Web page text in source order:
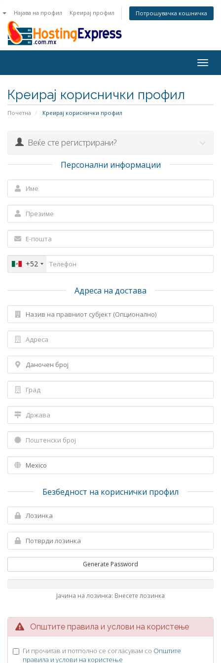
Најава на профил Креирај профил Потрошувачка кошничка
Креирај кориснички профил
Почетна Креирај кориснички профил
Веќе сте регистрирани?
Персонални информации
+52
Адреса на достава
Безбедност на кориснички профил
Generate Password
Јачина на лозинка: Внесете лозинка
Општите правила и услови на користење
Ги прочитав и потполно се согласувам со Општите
правила и услови на користење